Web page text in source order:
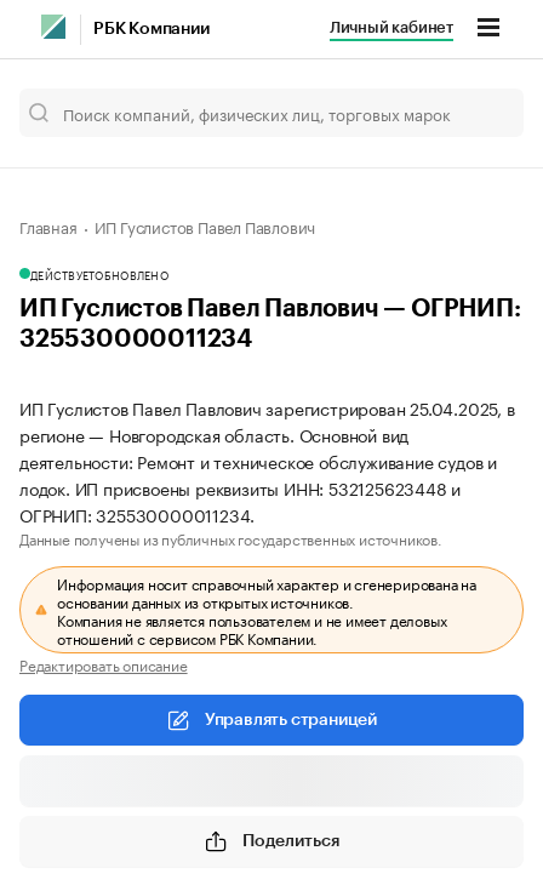
РБК Компании Личный кабинет
Главная ИП Гуслистов Павел Павлович
ДЕЙСТВУЕТОБНОВЛЕНО
ИП Гуслистов Павел Павлович — ОГРНИП:
325530000011234
ИП Гуслистов Павел Павлович зарегистрирован 25.04.2025, в
регионе — Новгородская область. Основной вид
деятельности: Ремонт и техническое обслуживание судов и
лодок. ИП присвоены реквизиты ИНН: 532125623448 и
ОГРНИП: 325530000011234.
Данные получены из публичных государственных источников.
Информация носит справочный характер и сгенерирована на
основании данных из открытых источников.
Компания не является пользователем и не имеет деловых
отношений с сервисом РБК Компании.
Редактировать описание
Управлять страницей
Поделиться